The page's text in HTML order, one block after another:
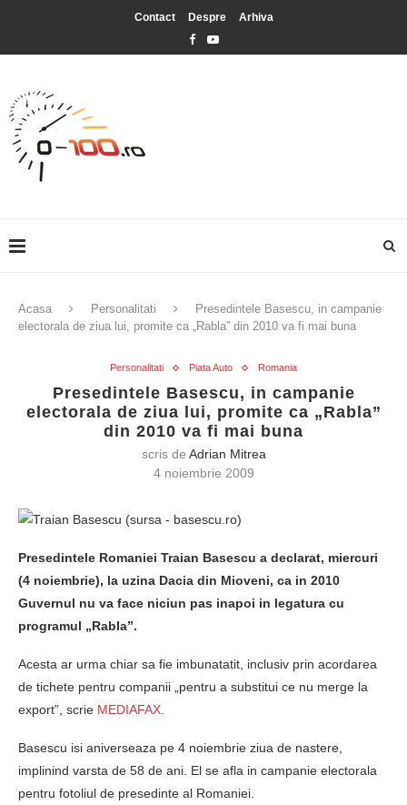
Contact Despre Arhiva
Acasa Personalitati
Presedintele Basescu, in campanie
electorala de ziua lui, promite ca „Rabla” din 2010 va fi mai buna
Personalitati Piata Auto Romania
Presedintele Basescu, in campanie
electorala de ziua lui, promite ca „Rabla”
din 2010 va fi mai buna
scris de Adrian Mitrea
4 noiembrie 2009
Presedintele Romaniei Traian Basescu a declarat, miercuri
(4 noiembrie), la uzina Dacia din Mioveni, ca in 2010
Guvernul nu va face niciun pas inapoi in legatura cu
programul „Rabla”.
Acesta ar urma chiar sa fie imbunatatit, inclusiv prin acordarea
de tichete pentru companii „pentru a substitui ce nu merge la
export”, scrie MEDIAFAX
Basescu isi aniverseaza pe 4 noiembrie ziua de nastere,
implinind varsta de 58 de ani. El se afla in campanie electorala
pentru fotoliul de presedinte al Romaniei.